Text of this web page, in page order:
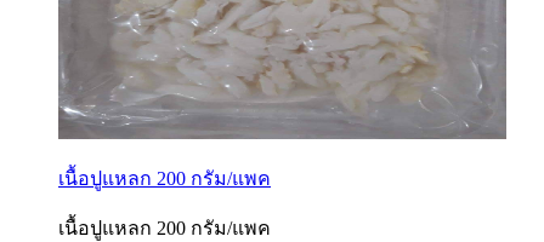
เนื้อปูแหลก 200 กรัม/แพค
เนื้อปูแหลก 200 กรัม/แพค